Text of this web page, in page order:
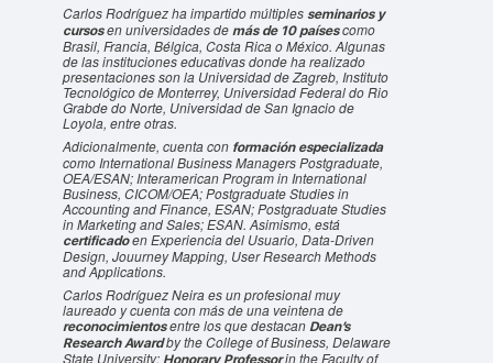
Carlos Rodríguez ha impartido múltiplesseminarios y
cursosen universidades de más de 10 paísescomo
Brasil, Francia, Bélgica, Costa Rica o México. Algunas
de las instituciones educativas donde ha realizado
presentaciones son la Universidad de Zagreb, Instituto
Tecnológico de Monterrey, Universidad Federal do Rio
Grabde do Norte, Universidad de San Ignacio de
Loyola, entre otras.
Adicionalmente, cuenta con formación especializada
como International Business Managers Postgraduate,
OEA/ESAN; Interamerican Program in International
Business, CICOM/OEA; Postgraduate Studies in
Accounting and Finance, ESAN; Postgraduate Studies
in Marketing and Sales; ESAN. Asimismo, está
certificadoen Experiencia del Usuario, Data-Driven
Design, Jouurney Mapping, User Research Methods
and Applications.
Carlos Rodríguez Neira es un profesional muy
laureado y cuenta con más de una veintena de
reconocimientosentre los que destacan Dean’s
Research Awardby the College of Business, Delaware
State University;
in the Faculty of